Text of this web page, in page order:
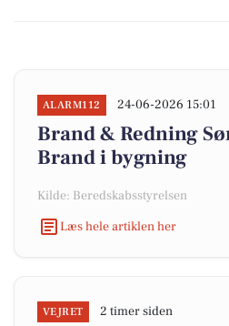
ALARM112 24-06-2026 15:01
Brand & Redning
Brand i bygning
Kilde: Beredskabsstyrelsen
Læs hele artiklen her
VEJRET 2 timer siden